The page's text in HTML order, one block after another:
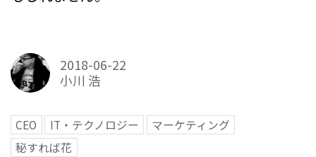
2018-06-22
小川 浩
CEO IT・テクノロジー
マーケティング
秘すれば花